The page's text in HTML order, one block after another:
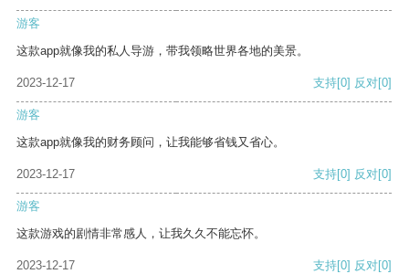
游客
这款app就像我的私人导游，带我领略世界各地的美景。
2023-12-17 支持[0] 反对[0]
游客
这款app就像我的财务顾问，让我能够省钱又省心。
2023-12-17 支持[0] 反对[0]
游客
这款游戏的剧情非常感人，让我久久不能忘怀。
2023-12-17 支持[0] 反对[0]